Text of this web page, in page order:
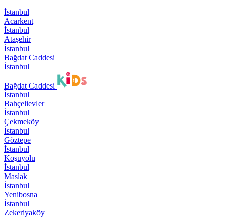
İstanbul
Acarkent
İstanbul
Ataşehir
İstanbul
Bağdat Caddesi
İstanbul
Bağdat Caddesi
İstanbul
Bahçelievler
İstanbul
Çekmeköy
İstanbul
Göztepe
İstanbul
Koşuyolu
İstanbul
Maslak
İstanbul
Yenibosna
İstanbul
Zekeriyaköy